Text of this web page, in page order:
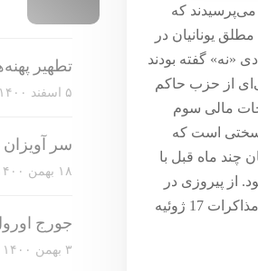
که
یونانیان در
«نه» گفته بودند
از حزب حاکم
مالی سوم
سختی است که
چند ماه قبل با
از پیروزی در
رفراندوم 5 ژوئیه تا قبول شکست در مذاکرات 17 ژوئیه
تطهیر
۵ اسفند ۱۴۰۰
سر
۱۸ بهمن ۱۴۰۰
جورج
۳ بهمن ۱۴۰۰